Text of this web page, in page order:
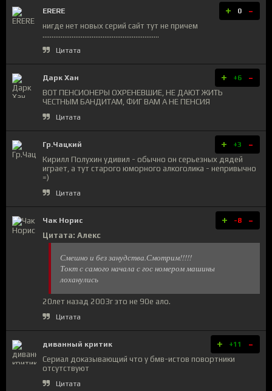
ERERE + 0 -
нигде нет новых серий сайт тут не причем
................................................................
Цитата
Дарк Хан + +6 -
ВОТ ПЕНСИОНЕРЫ ОХРЕНЕВШИЕ, НЕ ДАЮТ ЖИТЬ
ЧЕСТНЫМ БАНДИТАМ, ФИГ ВАМ А НЕ ПЕНСИЯ
Цитата
Гр.Чацкий + +3 -
Кирилл Полухин удивил - обычно он серьезных дядей
играет, а тут старого юморного алкоголика - непривычно
=)
Цитата
Чак Норис + -8 -
Цитата: Алекс
Смешно и без занудства.Смотрим!!!!!
Токт с самого начала с гос номером машины
лоханулись
20лет назад 2003г это не 90е ало.
Цитата
диванный критик + +11 -
Сериал доказывающий что у бмв-истов повортники
отсутствуют
Цитата